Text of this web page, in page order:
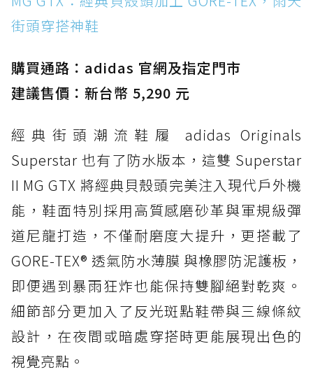
防水鞋推薦 2. New Balance Hierro v9 GORE-
防水鞋推薦 3. Nike Dunk Low GORE-TEX：
經典 Dunk 輪廓加上防水科技，雨天穿搭帥度不
打折
防水鞋推薦 4. ASICS TRABUCO 14 GTX：搭
載 GORE-TEX 隱形貼合科技，全方位防水神鞋
防水鞋推薦 5. Salomon XT-6 GORE-TEX：潮
人必備山系鞋王！防滑、防水與街頭顏值一次攻
頂
防水鞋推薦 6. HOKA Stinson Evo GTX：越野
復刻厚底，GORE-TEX 防水與增高神器一次滿
黃靴同級頂級防水，輕量化工裝健走鞋雨天必備
防水鞋推薦 7. Timberland Motion Access：
黃靴同級頂級防水，輕量化工裝健走鞋雨天必備
街頭穿搭神鞋
購買通路：adidas 官網及指定門市
建議售價：新台幣 5,290 元
經典街頭潮流鞋履 adidas Originals
Superstar 也有了防水版本，這雙 Superstar
II MG GTX 將經典貝殼頭完美注入現代戶外機
能，鞋面特別採用高質感磨砂革與軍規級彈
道尼龍打造，不僅耐磨度大提升，更搭載了
GORE-TEX® 透氣防水薄膜 與橡膠防泥護板，
即便遇到暴雨狂炸也能保持雙腳絕對乾爽。
細節部分更加入了反光斑點鞋帶與三線條紋
設計，在夜間或暗處穿搭時更能展現出色的
視覺亮點。